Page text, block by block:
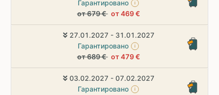
Гарантировано
i
от 679 €от 469 €
27.01.2027 - 31.01.2027
Гарантировано
i
от 689 €от 479 €
03.02.2027 - 07.02.2027
Гарантировано
i